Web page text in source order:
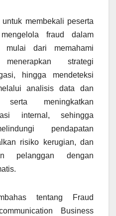
untuk membekali peserta
fraud dalam
mulai dari memahami
strategi
hingga mendeteksi
analisis data dan
meningkatkan
internal, sehingga
pendapatan
risiko kerugian, dan
pelanggan dengan
tentang Fraud
Business